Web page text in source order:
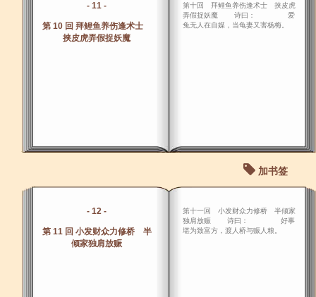
- 11 -
第 10 回 拜鲤鱼养伤逢术士
挟皮虎弄假捉妖魔
第十回 拜鲤鱼养伤逢术士 挟皮虎
弄假捉妖魔 诗曰： 爱
兔无人在自媒，当龟妻又害杨梅。
加书签
- 12 -
第 11 回 小发财众力修桥 半
倾家独肩放赈
第十一回 小发财众力修桥 半倾家
独肩放赈 诗曰： 好事
堪为致富方，渡人桥与赈人粮。